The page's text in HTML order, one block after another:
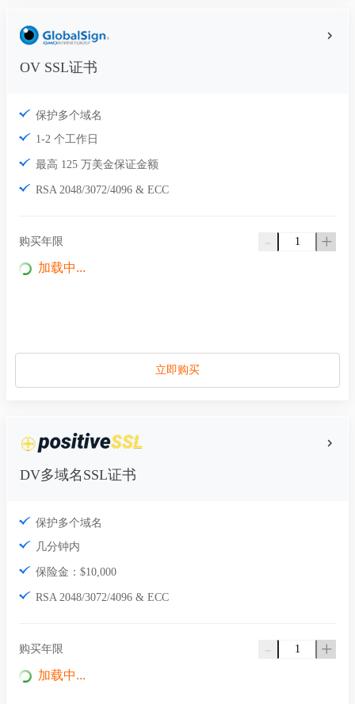
OV SSL证书
保护多个域名
1-2 个工作日
最高 125 万美金保证金额
RSA 2048/3072/4096 & ECC
购买年限 +
加载中...
立即购买
DV多域名SSL证书
保护多个域名
几分钟内
保险金：$10,000
RSA 2048/3072/4096 & ECC
购买年限 +
加载中...